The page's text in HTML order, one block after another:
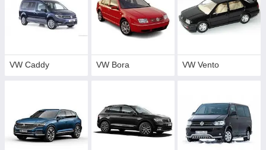
VW Caddy VW Bora VW Vento